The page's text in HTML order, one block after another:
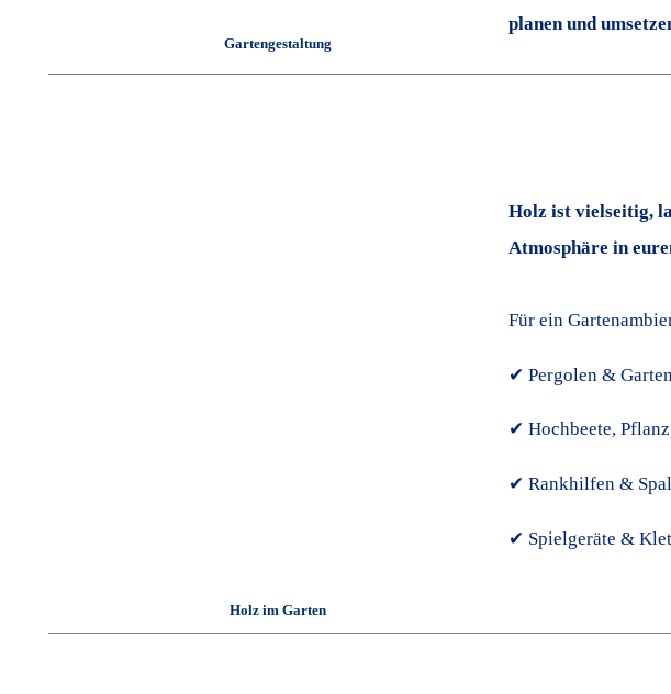
Gartengestaltung
planen und
Holz im Garten
Holz ist vielseitig,
Atmosphäre in
Für ein
✔ Pergolen &
✔ Hochbeete,
✔ Rankhilfen &
✔ Spielgeräte &